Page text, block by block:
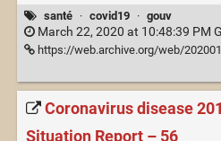
santé · covid19 · gouv
March 22, 2020 at 10:48:39 PM
https://web.archive.org/web/20200125223823/
Coronavirus disease
Situation Report – 56